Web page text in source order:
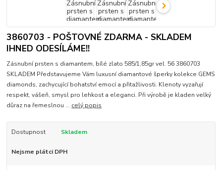
3860703 - POŠTOVNÉ ZDARMA - SKLADEM
IHNED ODESÍLÁME!!
Zásnubní prsten s diamantem, bílé zlato 585/1,85gr vel. 56 3860703
SKLADEM Představujeme Vám luxusní diamantové šperky kolekce GEMS
diamonds, zachycující bohatství emocí a přitažlivosti. Klenoty vyzařují
respekt, vášeň, smysl pro lehkost a eleganci. Při výrobě je kladen velký
důraz na řemeslnou ... celý popis
Dostupnost Skladem
Nejsme plátci DPH